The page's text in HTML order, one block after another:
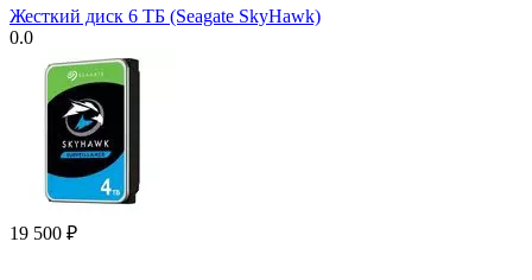
Жесткий диск 6 ТБ (Seagate SkyHawk)
0.0
19 500 ₽